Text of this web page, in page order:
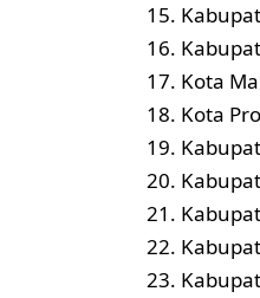
15.
16.
17. Kota
18. Kota
19.
20.
21.
22.
23.